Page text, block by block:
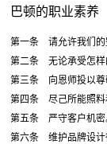
巴顿的职业素养
第一条 请允许我们的
第二条 无论承受怎样
第三条 向恩师投以尊
第四条 尽己所能照料
第五条 严守客户机密
第六条 维护品牌设计